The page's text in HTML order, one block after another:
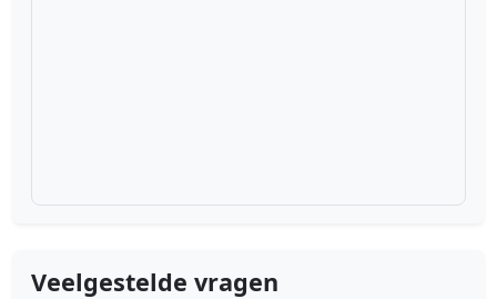
Veelgestelde vragen